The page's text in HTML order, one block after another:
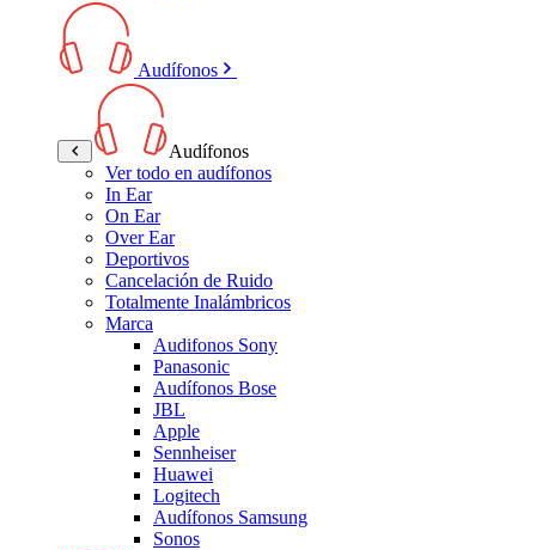
Audífonos
Audífonos
Ver todo en audífonos
In Ear
On Ear
Over Ear
Deportivos
Cancelación de Ruido
Totalmente Inalámbricos
Marca
Audifonos Sony
Panasonic
Audífonos Bose
JBL
Apple
Sennheiser
Huawei
Logitech
Audífonos Samsung
Sonos